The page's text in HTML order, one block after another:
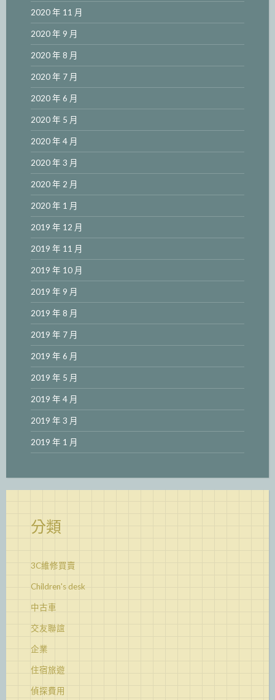
2020 年 11 月
2020 年 9 月
2020 年 8 月
2020 年 7 月
2020 年 6 月
2020 年 5 月
2020 年 4 月
2020 年 3 月
2020 年 2 月
2020 年 1 月
2019 年 12 月
2019 年 11 月
2019 年 10 月
2019 年 9 月
2019 年 8 月
2019 年 7 月
2019 年 6 月
2019 年 5 月
2019 年 4 月
2019 年 3 月
2019 年 1 月
分類
3C維修買賣
Children's desk
中古車
交友聯誼
企業
住宿旅遊
偵探費用